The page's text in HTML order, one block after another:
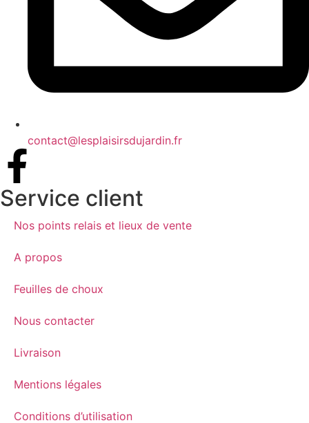
contact@lesplaisirsdujardin.fr
Service client
Nos points relais et lieux de vente
A propos
Feuilles de choux
Nous contacter
Livraison
Mentions légales
Conditions d’utilisation